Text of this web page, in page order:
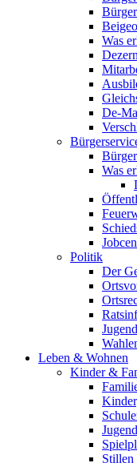
Was
De-
Was
Politik
Der
Leben & Wohnen
Kinder &